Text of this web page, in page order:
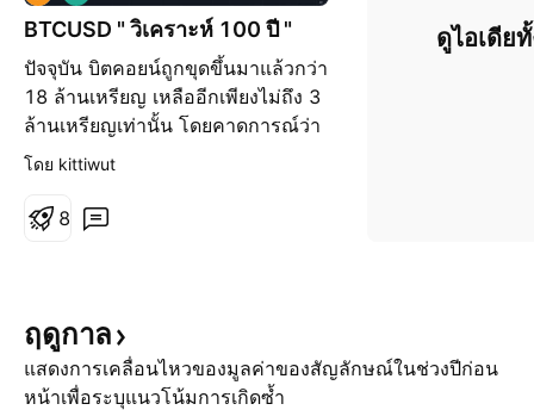
BTCUSD " วิเคราะห์ 100 ปี "
ปัจจุบัน บิตคอยน์ถูกขุดขึ้นมาแล้วกว่า
18 ล้านเหรียญ เหลืออีกเพียงไม่ถึง 3
ล้านเหรียญเท่านั้น โดยคาดการณ์ว่า
จะถูกขุดขึ้นมาครบ 21 ล้านเหรียญ
นั่นเอง
ม
ขึ้
น
โดย kittiwut
8
ดูไอเดีย
ฤดูกาล
แสดงการเคลื่อนไหวของมูลค่าของสัญลักษณ์ในช่วงปีก่อน
หน้าเพื่อระบุแนวโน้มการเกิดซ้ำ